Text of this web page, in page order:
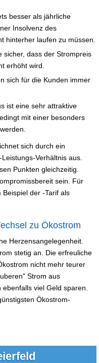
besser als jährliche
Insolvenz des
hinterher laufen zu müssen.
sicher, dass der Strompreis
erhöht wird.
sich für die Kunden immer
ist eine sehr attraktive
mit einer besonders
sich durch ein
Verhältnis aus.
Punkten gleichzeitig.
sein. Für
der -Tarif als
zu Ökostrom
Herzensangelegenheit.
stetig an. Die erfreuliche
nicht mehr teurer
Strom aus
viel Geld sparen.
Ökostrom-